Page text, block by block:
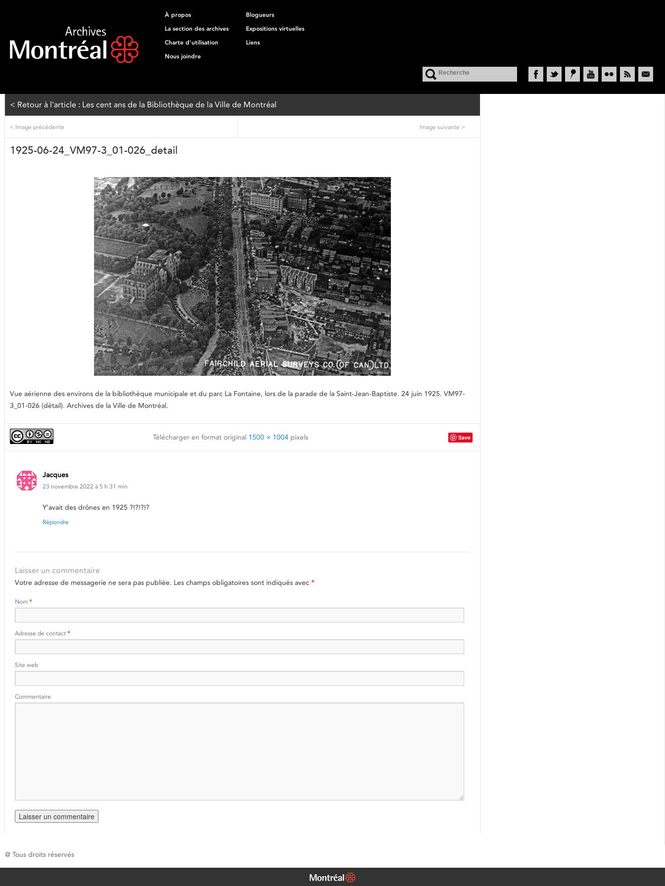
À propos
Blogueurs
La section des archives
Expositions virtuelles
Charte d'utilisation
Liens
Nous joindre
< Retour à l'article : Les cent ans de la Bibliothèque de la Ville de Montréal
< Image précédente Image suivante >
1925-06-24_VM97-3_01-026_detail
Vue aérienne des environs de la bibliothèque municipale et du parc La Fontaine, lors de la parade de la Saint-Jean-Baptiste. 24 juin 1925. VM97-
3_01-026 (détail). Archives de la Ville de Montréal.
Télécharger en format original 1500 × 1004pixels Save
Jacques
23 novembre 2022 à 5 h 31 min
Y’avait des drônes en 1925 ?!?!?!?
Répondre
Laisser un commentaire
Votre adresse de messagerie ne sera pas publiée. Les champs obligatoires sont indiqués avec *
Nom *
Adresse de contact *
Site web
Commentaire
@ Tous droits réservés